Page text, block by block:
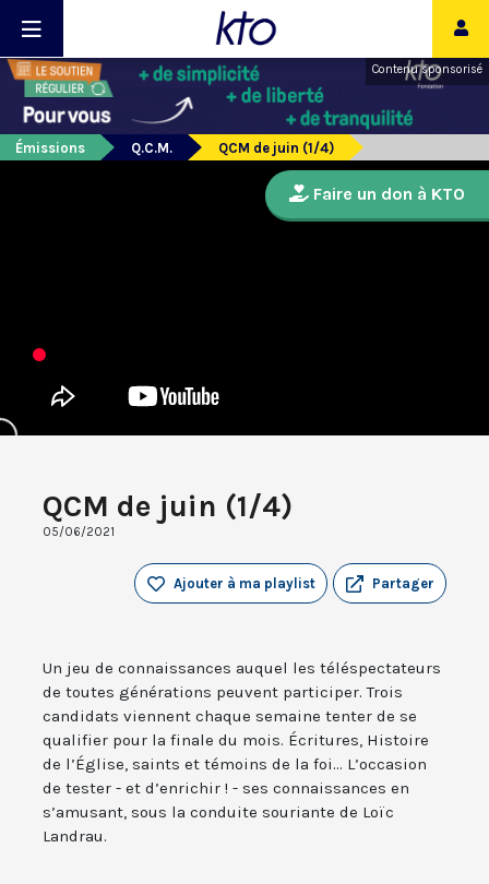
Contenu sponsorisé
Émissions Q.C.M. QCM de juin (1/4)
QCM de juin (1/4)
05/06/2021
Partager
Ajouter à ma playlist
Un jeu de connaissances auquel les téléspectateurs
de toutes générations peuvent participer. Trois
candidats viennent chaque semaine tenter de se
qualifier pour la finale du mois. Écritures, Histoire
de l’Église, saints et témoins de la foi... L’occasion
de tester - et d’enrichir ! - ses connaissances en
s’amusant, sous la conduite souriante de Loïc
Landrau.
Faire un don à KTO